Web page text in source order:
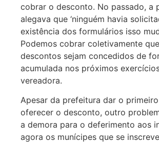
cobrar o desconto. No passado, a
alegava que ‘ninguém havia
existência dos formulários isso
Podemos cobrar coletivamente
descontos sejam concedidos de
acumulada nos próximos
vereadora.
Apesar da prefeitura dar o
oferecer o desconto, outro
a demora para o deferimento aos
agora os munícipes que se